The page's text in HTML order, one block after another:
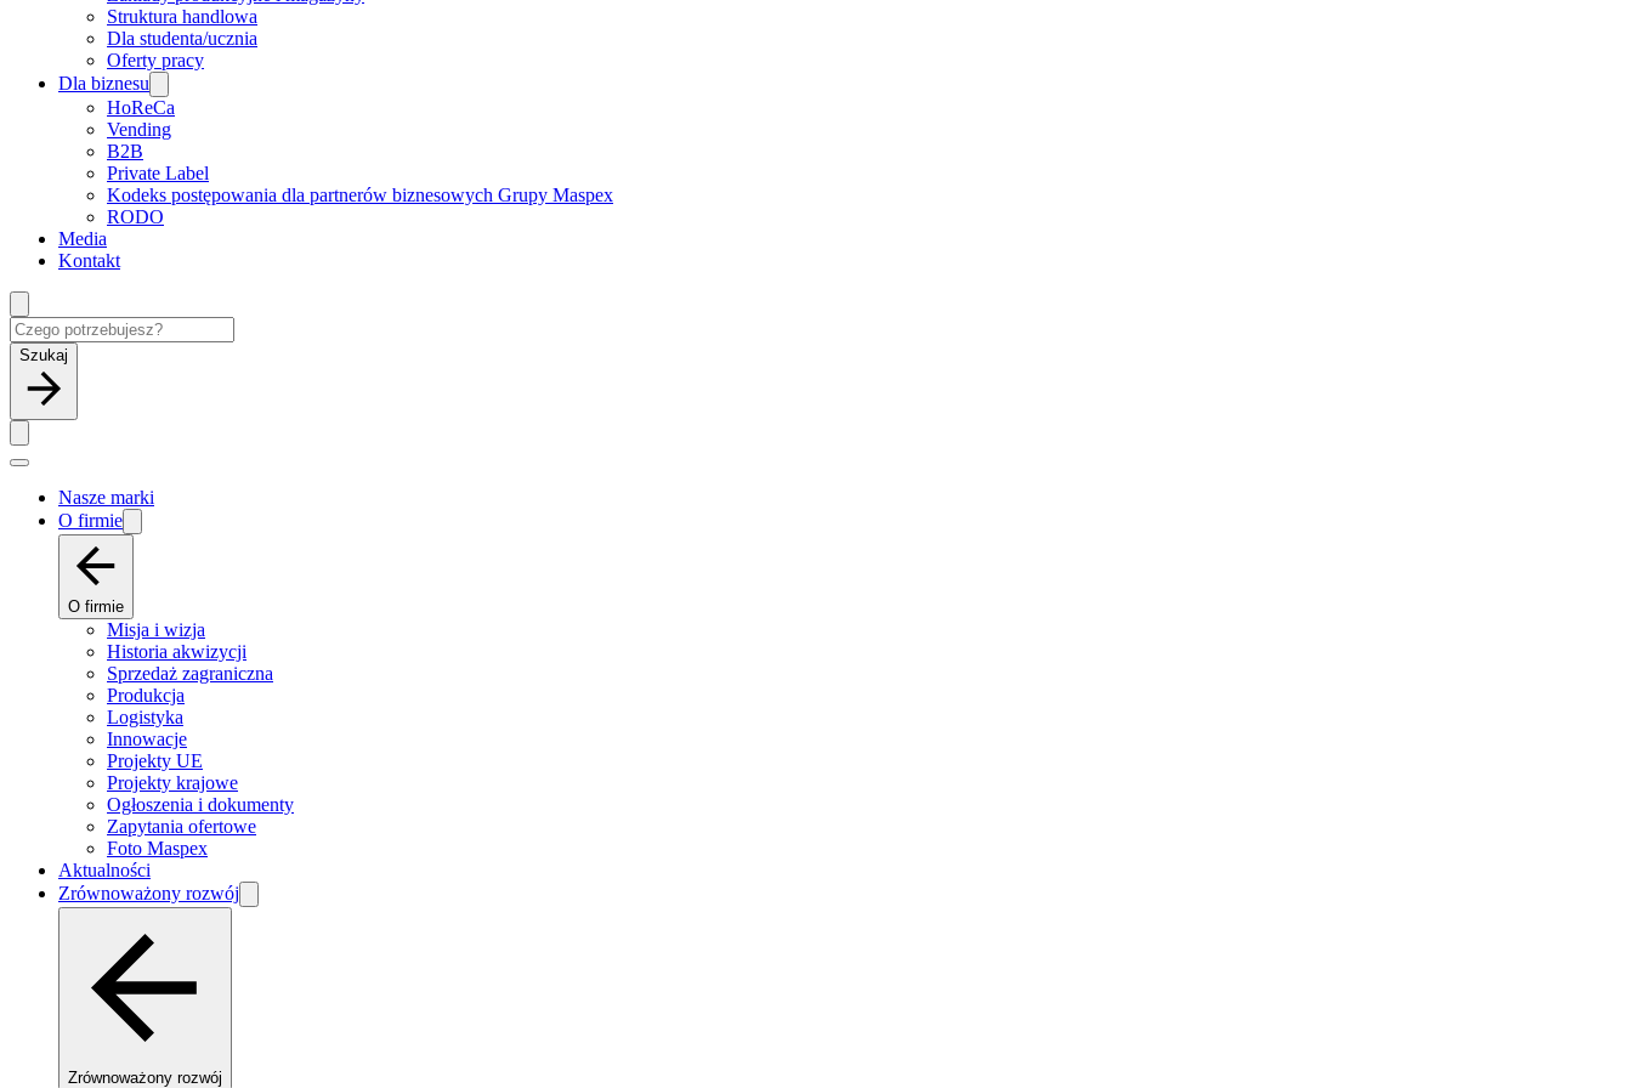
Struktura handlowa
Dla studenta/ucznia
Oferty pracy
Dla biznesu
HoReCa
Vending
B2B
Private Label
Kodeks postępowania dla partnerów biznesowych Grupy Maspex
RODO
Media
Kontakt
Szukaj
Nasze marki
O firmie
O firmie
Misja i wizja
Historia akwizycji
Sprzedaż zagraniczna
Produkcja
Logistyka
Innowacje
Projekty UE
Projekty krajowe
Ogłoszenia i dokumenty
Zapytania ofertowe
Foto Maspex
Aktualności
Zrównoważony rozwój
Zrównoważony rozwój